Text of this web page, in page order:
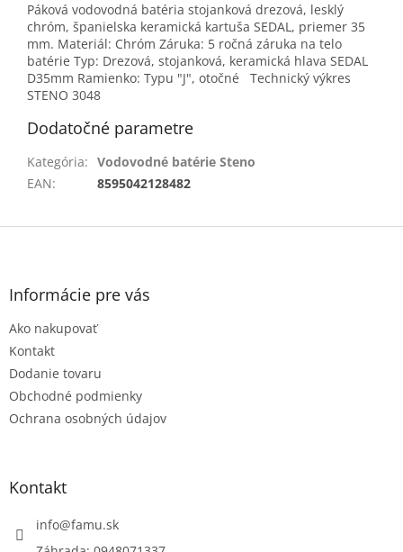
Páková vodovodná batéria stojanková drezová, lesklý
chróm, španielska keramická kartuša SEDAL, priemer 35
mm. Materiál: Chróm Záruka: 5 ročná záruka na telo
batérie Typ: Drezová, stojanková, keramická hlava SEDAL
D35mm Ramienko: Typu "J", otočné Technický výkres
STENO 3048
Dodatočné parametre
Kategória: Vodovodné batérie Steno
EAN: 8595042128482
Z
Informácie pre vás
Ako nakupovať
Kontakt
Dodanie tovaru
Obchodné podmienky
Ochrana osobných údajov
Kontakt
info@famu.sk